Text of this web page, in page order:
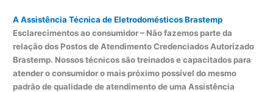
A Assistência Técnica de Eletrodomésticos Brastemp
Esclarecimentos ao consumidor – Não fazemos parte da
relação dos Postos de Atendimento Credenciados Autorizado
Brastemp. Nossos técnicos são treinados e capacitados para
atender o consumidor o mais próximo possível do mesmo
padrão de qualidade de atendimento de uma Assistência